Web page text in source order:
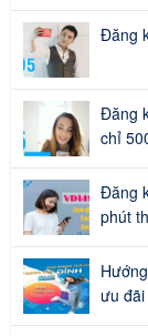
Đăng
Đăng
chỉ
Đăng
phút
ưu